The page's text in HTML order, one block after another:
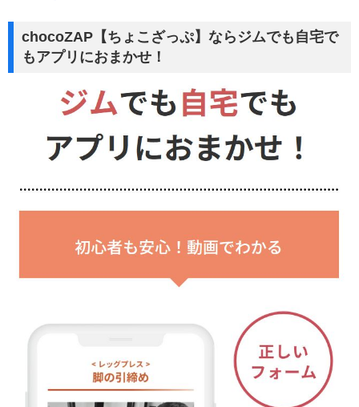
chocoZAP【ちょこざっぷ】ならジムでも自宅で
もアプリにおまかせ！